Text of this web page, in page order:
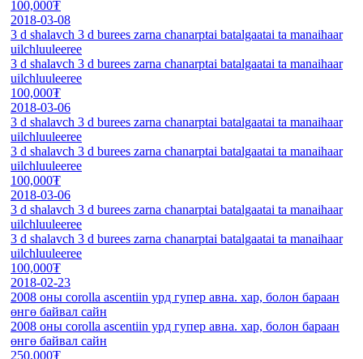
100,000₮
2018-03-08
3 d shalavch 3 d burees zarna chanarptai batalgaatai ta manaihaar
uilchluuleeree
3 d shalavch 3 d burees zarna chanarptai batalgaatai ta manaihaar
uilchluuleeree
100,000₮
2018-03-06
3 d shalavch 3 d burees zarna chanarptai batalgaatai ta manaihaar
uilchluuleeree
3 d shalavch 3 d burees zarna chanarptai batalgaatai ta manaihaar
uilchluuleeree
100,000₮
2018-03-06
3 d shalavch 3 d burees zarna chanarptai batalgaatai ta manaihaar
uilchluuleeree
3 d shalavch 3 d burees zarna chanarptai batalgaatai ta manaihaar
uilchluuleeree
100,000₮
2018-02-23
2008 оны corolla ascentiin урд гупер авна. хар, болон бараан
өнгө байвал сайн
2008 оны corolla ascentiin урд гупер авна. хар, болон бараан
өнгө байвал сайн
250,000₮